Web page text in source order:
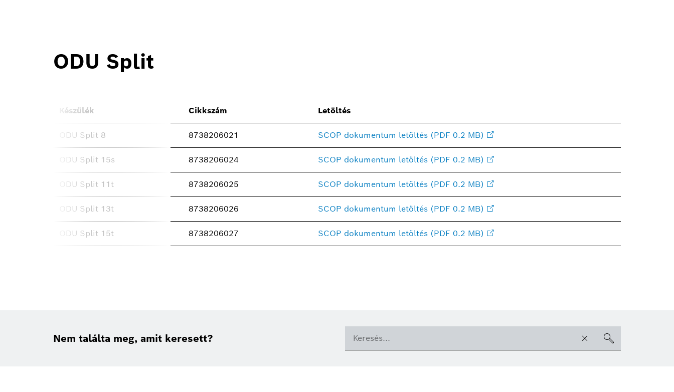
ODU Split
Készülék Cikkszám Letöltés
ODU Split 8 8738206021 SCOP dokumentum letöltés (PDF 0.2 MB)
ODU Split 15s 8738206024 SCOP dokumentum letöltés (PDF 0.2 MB)
ODU Split 11t 8738206025 SCOP dokumentum letöltés (PDF 0.2 MB)
ODU Split 13t 8738206026 SCOP dokumentum letöltés (PDF 0.2 MB)
ODU Split 15t 8738206027 SCOP dokumentum letöltés (PDF 0.2 MB)
Nem találta meg, amit keresett?